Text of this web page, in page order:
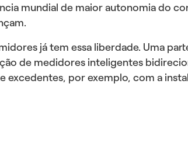
mundial de maior autonomia do
já tem essa liberdade. Uma
de medidores inteligentes
por exemplo, com a